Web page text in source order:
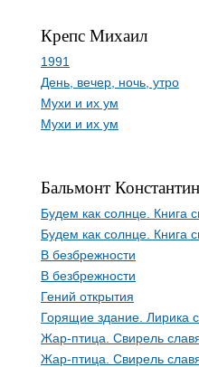
Крепс Михаил
1991
День, вечер, ночь, утро
Мухи и их ум
Мухи и их ум
Бальмонт Константин
Будем как солнце. Книга
Будем как солнце. Книга
В безбрежности
В безбрежности
Гений открытия
Горящие здание. Лирика
Жар-птица. Свирель
Жар-птица. Свирель